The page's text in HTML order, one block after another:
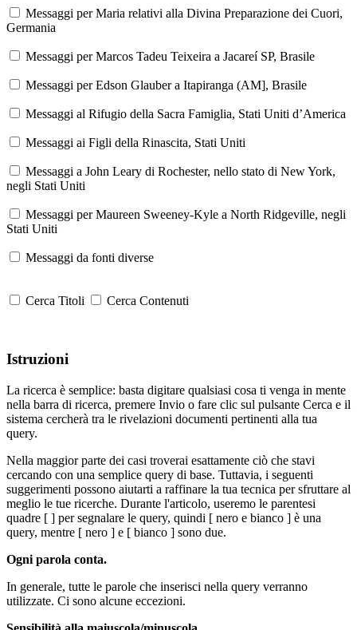
Messaggi per Maria relativi alla Divina Preparazione dei Cuori,
Germania
Messaggi per Marcos Tadeu Teixeira a Jacareí SP, Brasile
Messaggi per Edson Glauber a Itapiranga (AM], Brasile
Messaggi al Rifugio della Sacra Famiglia, Stati Uniti d’America
Messaggi ai Figli della Rinascita, Stati Uniti
Messaggi a John Leary di Rochester, nello stato di New York,
negli Stati Uniti
Messaggi per Maureen Sweeney-Kyle a North Ridgeville, negli
Stati Uniti
Messaggi da fonti diverse
Cerca Titoli Cerca Contenuti
Istruzioni
La ricerca è semplice: basta digitare qualsiasi cosa ti venga in mente
nella barra di ricerca, premere Invio o fare clic sul pulsante Cerca e il
sistema cercherà tra le rivelazioni documenti pertinenti alla tua
query.
Nella maggior parte dei casi troverai esattamente ciò che stavi
cercando con una semplice query di base. Tuttavia, i seguenti
suggerimenti possono aiutarti a raffinare la tua tecnica per sfruttare al
meglio le tue ricerche. Durante l'articolo, useremo le parentesi
quadre [ ] per segnalare le query, quindi [ nero e bianco ] è una
query, mentre [ nero ] e [ bianco ] sono due.
Ogni parola conta.
In generale, tutte le parole che inserisci nella query verranno
utilizzate. Ci sono alcune eccezioni.